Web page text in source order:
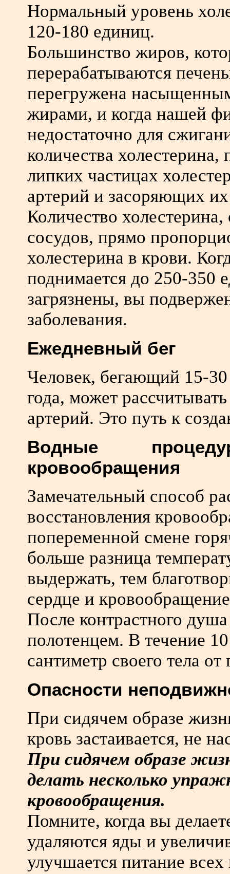
Нормальный уровень
120-180 единиц.
Большинство жиров,
перерабатываются
перегружена
жирами, и когда нашей
недостаточно для
количества холестерина,
липких частицах
артерий и засоряющих их
Количество
сосудов, прямо
холестерина в крови.
поднимается до 250-350
загрязнены, вы
заболевания.
Ежедневный бег
Человек, бегающий 15-
года, может
артерий. Это путь к
Водные
кровообращения
Замечательный способ
восстановления
попеременной смене
больше разница
выдержать, тем
сердце и
После контрастного
полотенцем. В течение
сантиметр своего тела
Опасности
При сидячем образе
кровь застаивается, не
При сидячем образе
делать несколько
кровообращения.
Помните, когда вы
удаляются яды и
улучшается питание всех